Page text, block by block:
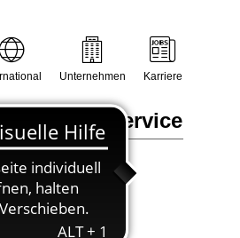
Heizung, Klima
Service
Unternehmen Karriere